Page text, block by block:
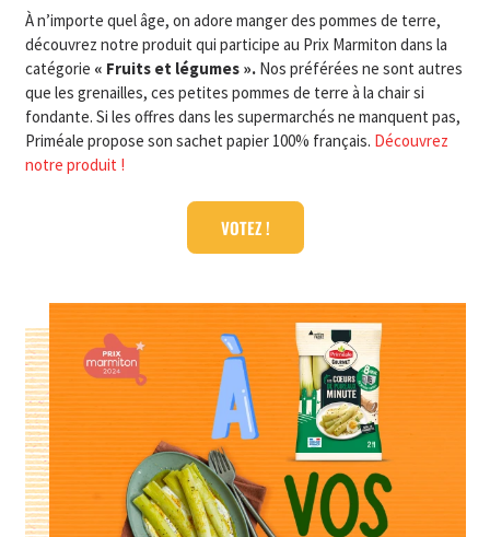
À n’importe quel âge, on adore manger des pommes de terre,
découvrez notre produit qui participe au Prix Marmiton dans la
catégorie « Fruits et légumes ».Nos préférées ne sont autres
que les grenailles, ces petites pommes de terre à la chair si
fondante. Si les offres dans les supermarchés ne manquent pas,
Priméale propose son sachet papier 100% français. Découvrez
notre produit !
VOTEZ !